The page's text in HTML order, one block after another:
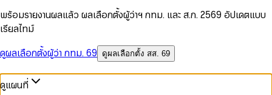
พร้อมรายงานผลแล้ว ผลเลือกตั้งผู้ว่าฯ กทม. และ ส.ก. 2569 อัปเดตแบบ
เรียลไทม์
ดูผลเลือกตั้งผู้ว่า กทม. 69
ดูผลเลือกตั้ง สส. 69
ดูแผนที่